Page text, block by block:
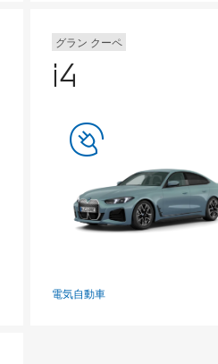
グラン クーペ
i4
電気自動車